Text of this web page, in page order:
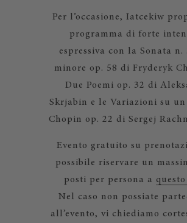
Per l’occasione, Iatcekiw
programma di forte
espressiva con la Sonata n.
minore op. 58 di Fryderyk
Due Poemi op. 32 di
Skrjabin e le Variazioni su
Chopin op. 22 di Sergej
Evento gratuito su
possibile riservare un
posti per persona a
Nel caso non possiate
all’evento, vi chiediamo